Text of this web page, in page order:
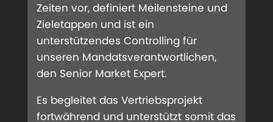
Zeiten vor, definiert Meilensteine und
Zieletappen und ist ein
unterstützendes Controlling für
unseren Mandatsverantwortlichen,
den Senior Market Expert.
Es begleitet das Vertriebsprojekt
fortwährend und unterstützt somit das